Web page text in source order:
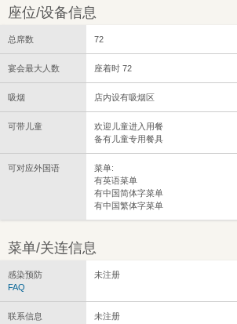
座位/设备信息
总席数 72
宴会最大人数 座着时 72
吸烟 店内设有吸烟区
可带儿童
欢迎儿童进入用餐
备有儿童专用餐具
可对应外国语
菜单:
有英语菜单
有中国简体字菜单
有中国繁体字菜单
菜单/关连信息
感染预防
FAQ
未注册
联系信息 未注册